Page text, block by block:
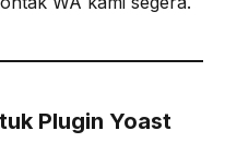
Plugin Yoast